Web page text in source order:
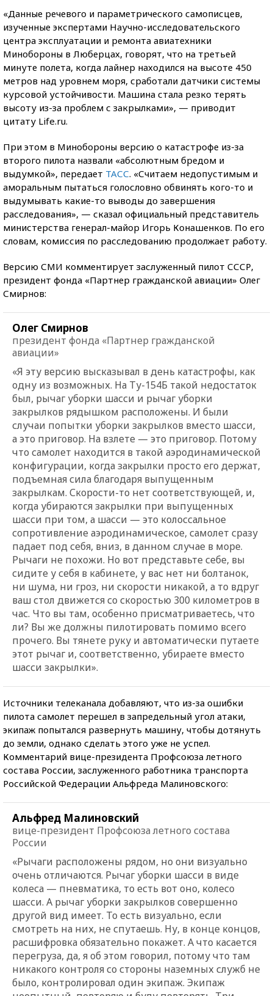
«Данные речевого и параметрического самописцев,
изученные экспертами Научно-исследовательского
центра эксплуатации и ремонта авиатехники
Минобороны в Люберцах, говорят, что на третьей
минуте полета, когда лайнер находился на высоте 450
метров над уровнем моря, сработали датчики системы
курсовой устойчивости. Машина стала резко терять
высоту из-за проблем с закрылками», — приводит
цитату Life.ru.
При этом в Минобороны версию о катастрофе из-за
второго пилота назвали «абсолютным бредом и
выдумкой», передает ТАСС. «Считаем недопустимым и
аморальным пытаться голословно обвинять кого-то и
выдумывать какие-то выводы до завершения
расследования», — сказал официальный представитель
министерства генерал-майор Игорь Конашенков. По его
словам, комиссия по расследованию продолжает работу.
Версию СМИ комментирует заслуженный пилот СССР,
президент фонда «Партнер гражданской авиации» Олег
Смирнов:
Олег Смирнов
президент фонда «Партнер гражданской
авиации»
«Я эту версию высказывал в день катастрофы, как
одну из возможных. На Ту-154Б такой недостаток
был, рычаг уборки шасси и рычаг уборки
закрылков рядышком расположены. И были
случаи попытки уборки закрылков вместо шасси,
а это приговор. На взлете — это приговор. Потому
что самолет находится в такой аэродинамической
конфигурации, когда закрылки просто его держат,
подъемная сила благодаря выпущенным
закрылкам. Скорости-то нет соответствующей, и,
когда убираются закрылки при выпущенных
шасси при том, а шасси — это колоссальное
сопротивление аэродинамическое, самолет сразу
падает под себя, вниз, в данном случае в море.
Рычаги не похожи. Но вот представьте себе, вы
сидите у себя в кабинете, у вас нет ни болтанок,
ни шума, ни гроз, ни скорости никакой, а то вдруг
ваш стол движется со скоростью 300 километров в
час. Что вы там, особенно присматриваетесь, что
ли? Вы же должны пилотировать помимо всего
прочего. Вы тянете руку и автоматически путаете
этот рычаг и, соответственно, убираете вместо
шасси закрылки».
Источники телеканала добавляют, что из-за ошибки
пилота самолет перешел в запредельный угол атаки,
экипаж попытался развернуть машину, чтобы дотянуть
до земли, однако сделать этого уже не успел.
Комментарий вице-президента Профсоюза летного
состава России, заслуженного работника транспорта
Российской Федерации Альфреда Малиновского:
Альфред Малиновский
вице-президент Профсоюза летного состава
России
«Рычаги расположены рядом, но они визуально
очень отличаются. Рычаг уборки шасси в виде
колеса — пневматика, то есть вот оно, колесо
шасси. А рычаг уборки закрылков совершенно
другой вид имеет. То есть визуально, если
смотреть на них, не спутаешь. Ну, в конце концов,
расшифровка обязательно покажет. А что касается
перегруза, да, я об этом говорил, потому что там
никакого контроля со стороны наземных служб не
было, контролировал один экипаж. Экипаж